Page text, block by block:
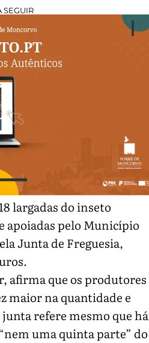
SEGUIR
largadas do inseto
apoiadas pelo Município
Junta de Freguesia,
afirma que os produtores
maior na quantidade e
refere mesmo que há
uma quinta parte” do